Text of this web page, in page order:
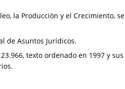
la Producción y el Crecimiento, se
de Asuntos Jurídicos.
texto ordenado en 1997 y sus